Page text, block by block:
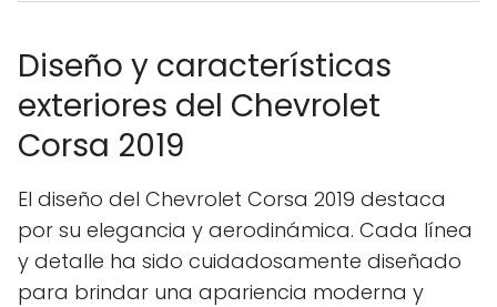
Diseño y características
exteriores del Chevrolet
Corsa 2019
El diseño del Chevrolet Corsa 2019 destaca
por su elegancia y aerodinámica. Cada línea
y detalle ha sido cuidadosamente diseñado
para brindar una apariencia moderna y